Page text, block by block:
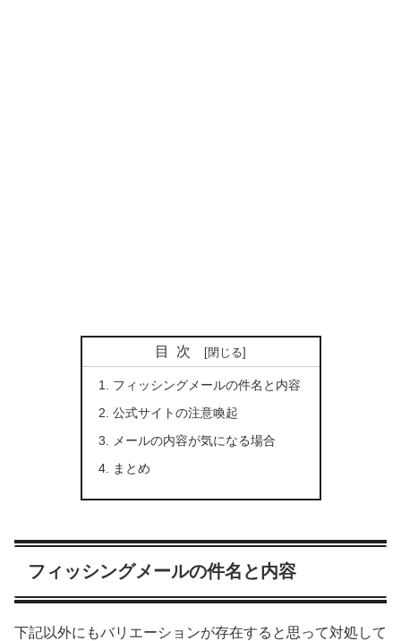
目次
フィッシングメールの件名と内容
公式サイトの注意喚起
メールの内容が気になる場合
まとめ
フィッシングメールの件名と内容
下記以外にもバリエーションが存在すると思って対処して